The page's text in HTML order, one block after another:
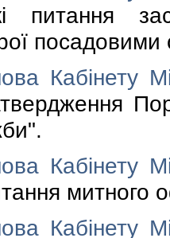
питання
Кабiнету
Кабiнету
митного
Кабiнету